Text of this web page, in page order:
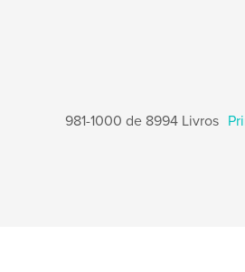
981-1000 de 8994 Livros